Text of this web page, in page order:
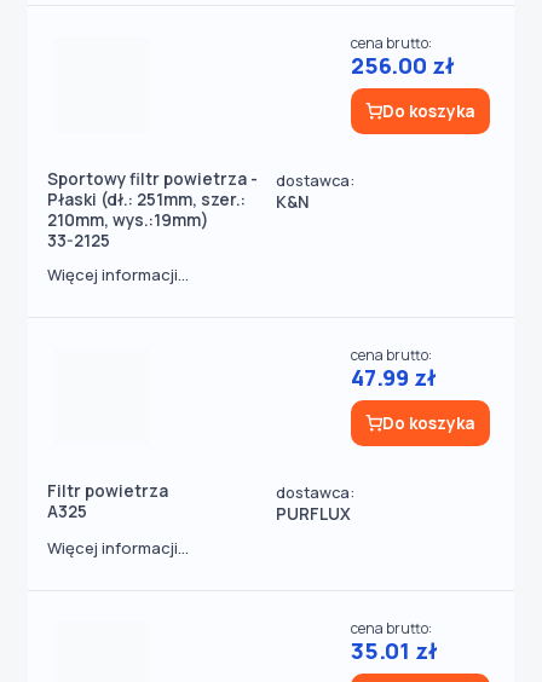
Sportowy filtr powietrza -
Płaski (dł.: 251mm, szer.:
210mm, wys.:19mm)
33-2125
dostawca:
K&N
cena brutto:
256.00 zł
Do koszyka
Więcej informacji...
Filtr powietrza
A325
dostawca:
PURFLUX
cena brutto:
47.99 zł
Do koszyka
Więcej informacji...
cena brutto:
35.01 zł